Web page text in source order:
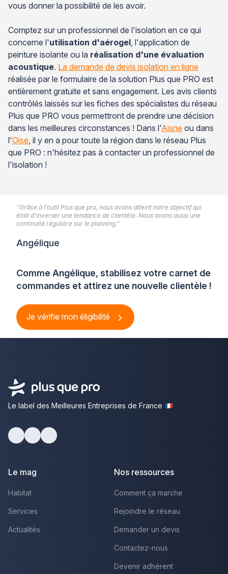
vous donner la possibilité de les avoir.
Comptez sur un professionnel de l'isolation en ce qui
concerne l'utilisation d'aérogel, l'application de
peinture isolante ou la réalisation d'une évaluation
acoustique. La demande de devis isolation en ligne
réalisée par le formulaire de la solution Plus que PRO est
entièrement gratuite et sans engagement. Les avis clients
contrôlés laissés sur les fiches des spécialistes du réseau
Plus que PRO vous permettront de prendre une décision
dans les meilleures circonstances ! Dans l'Aisne ou dans
l'Oise, il y en a pour toute la région dans le réseau Plus
que PRO : n'hésitez pas à contacter un professionnel de
l'isolation !
Comme Angélique, stabilisez votre carnet de
commandes et attirez une nouvelle clientèle !
Je vérifie mon éligibilité
“Grâce à l’outil Plus que pro, nous avons atteint notre objectif qui
était d’inverser une tendance de clientèle. Nous avons aussi une
continuité régulière sur le planning.”
Angélique
Le label des Meilleures Entreprises de France
Le mag
Habitat
Services
Actualités
Nos ressources
Comment ça marche
Rejoindre le réseau
Demander un devis
Contactez-nous
Devenir adhérent